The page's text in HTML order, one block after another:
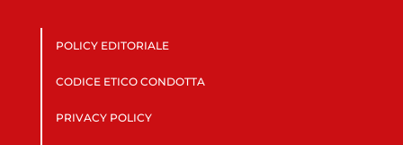
POLICY EDITORIALE
CODICE ETICO CONDOTTA
PRIVACY POLICY